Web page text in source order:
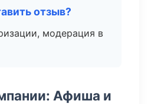
отзыв?
модерация в
Афиша и